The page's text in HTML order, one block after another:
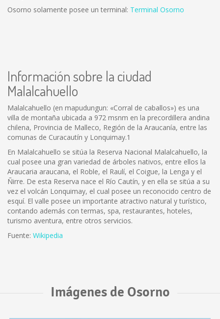
Osorno solamente posee un terminal: Terminal Osorno
Información sobre la ciudad
Malalcahuello
Malalcahuello (en mapudungun: «Corral de caballos») es una
villa de montaña ubicada a 972 msnm en la precordillera andina
chilena, Provincia de Malleco, Región de la Araucanía, entre las
comunas de Curacautín y Lonquimay.1
En Malalcahuello se sitúa la Reserva Nacional Malalcahuello, la
cual posee una gran variedad de árboles nativos, entre ellos la
Araucaria araucana, el Roble, el Raulí, el Coigue, la Lenga y el
Ñirre. De esta Reserva nace el Río Cautín, y en ella se sitúa a su
vez el volcán Lonquimay, el cual posee un reconocido centro de
esquí. El valle posee un importante atractivo natural y turístico,
contando además con termas, spa, restaurantes, hoteles,
turismo aventura, entre otros servicios.
Fuente: Wikipedia
Imágenes de Osorno